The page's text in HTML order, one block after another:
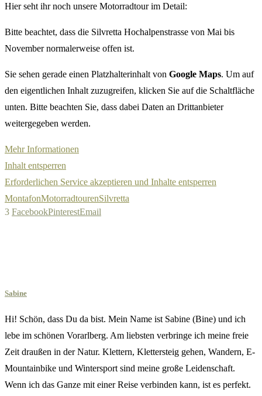
Hier seht ihr noch unsere Motorradtour im Detail:
Bitte beachtet, dass die Silvretta Hochalpenstrasse von Mai bis
November normalerweise offen ist.
Sie sehen gerade einen Platzhalterinhalt von Google Maps. Um auf
den eigentlichen Inhalt zuzugreifen, klicken Sie auf die Schaltfläche
unten. Bitte beachten Sie, dass dabei Daten an Drittanbieter
weitergegeben werden.
Mehr Informationen
Inhalt entsperren
Erforderlichen Service akzeptieren und Inhalte entsperren
MontafonMotorradtourenSilvretta
3 FacebookPinterestEmail
Sabine
Hi! Schön, dass Du da bist. Mein Name ist Sabine (Bine) und ich
lebe im schönen Vorarlberg. Am liebsten verbringe ich meine freie
Zeit draußen in der Natur. Klettern, Klettersteig gehen, Wandern, E-
Mountainbike und Wintersport sind meine große Leidenschaft.
Wenn ich das Ganze mit einer Reise verbinden kann, ist es perfekt.